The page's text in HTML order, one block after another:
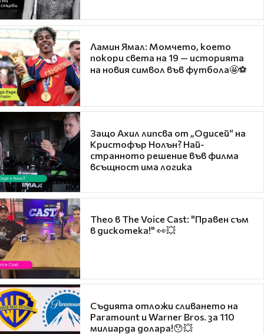
Ламин Ямал: Момчето, което
покори света на 19 — историята
на новия символ във футбола🤩⚽
Защо Ахил липсва от „Одисей“ на
Кристофър Нолън? Най-
странното решение във филма
всъщност има логика
Theo в The Voice Cast: "Правен съм
в дискотека!" 👀💥
Съдията отложи сливането на
Paramount и Warner Bros. за 110
милиарда долара!😯💥